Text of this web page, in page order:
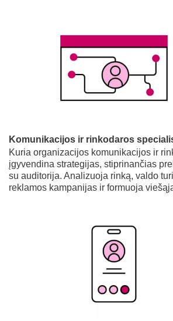
Komunikacijos ir rinkodaros
Kuria organizacijos komunikacijos ir
įgyvendina strategijas, stiprinančias
su auditorija. Analizuoja rinką, valdo
reklamos kampanijas ir formuoja